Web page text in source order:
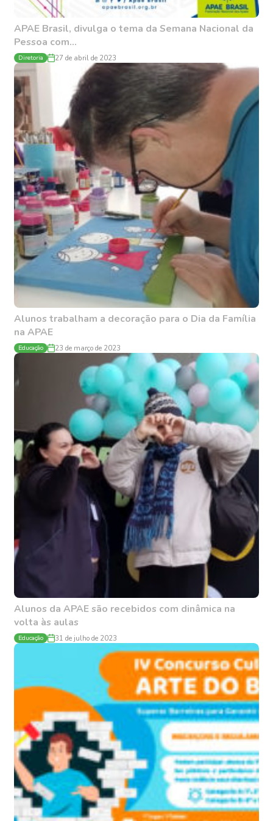
APAE Brasil, divulga o tema da Semana Nacional da
Pessoa com...
Diretoria 27 de abril de 2023
Alunos trabalham a decoração para o Dia da Família
na APAE
Educação 23 de março de 2023
Alunos da APAE são recebidos com dinâmica na
volta às aulas
Educação 31 de julho de 2023